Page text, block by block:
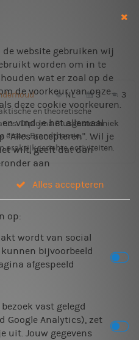
NL 3
3
en theoretische
Diploma Blusgastechniek
eisen. Brandtheorie,
praktijkgerichte activiteiten.
de website gebruiken wij
worden om in te
wat er zoal op de
de voorkeur van onze
deze cookie voorkeuren.
en vind je het allemaal
accepteren". Wil je
wilt, geeft dat dan
aan
Alles accepteren
op:
wordt van social
bijvoorbeeld
afgespeeld
vast gelegd
Google Analytics), zet
uit. Jouw gegevens